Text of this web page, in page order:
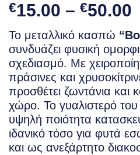
€15.00 – €50.00
Το μεταλλικό κασπώ
συνδυάζει φυσική
σχεδιασμό. Με
πράσινες και
προσθέτει ζωντάνια και
χώρο. Το γυαλιστερό του
υψηλή ποιότητα
ιδανικό τόσο για φυτά
και ως ανεξάρτητο